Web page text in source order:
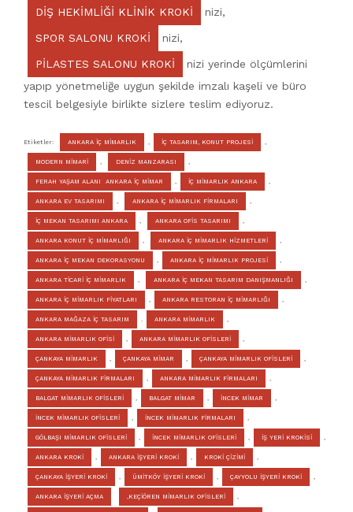
DIŞ HEKIMLIĞI KLINIK KROKI nizi,
SPOR SALONU KROKI nizi,
PILASTES SALONU KROKI
nizi yerinde ölçümlerini
yapıp yönetmeliğe uygun şekilde imzalı kaşeli ve büro
tescil belgesiyle birlikte sizlere teslim ediyoruz.
Etiketler: ANKARA İÇ MİMARLIK , İÇ TASARIM, KONUT PROJESİ ,
MODERN MİMARİ , DENİZ MANZARASI ,
FERAH YAŞAM ALANI ANKARA İÇ MİMAR , İÇ MİMARLIK ANKARA ,
ANKARA EV TASARIMI , ANKARA İÇ MİMARLIK FİRMALARI ,
İÇ MEKAN TASARIMI ANKARA , ANKARA OFİS TASARIMI ,
ANKARA KONUT İÇ MİMARLIĞI , ANKARA İÇ MİMARLIK HİZMETLERİ ,
ANKARA İÇ MEKAN DEKORASYONU , ANKARA İÇ MİMARLIK PROJESİ ,
ANKARA TİCARİ İÇ MİMARLIK , ANKARA İÇ MEKAN TASARIM DANIŞMANLIĞI ,
ANKARA İÇ MİMARLIK FİYATLARI , ANKARA RESTORAN İÇ MİMARLIĞI ,
ANKARA MAĞAZA İÇ TASARIM . ANKARA MİMARLIK ,
ANKARA MİMARLIK OFİSİ , ANKARA MİMARLIK OFİSLERİ ,
ÇANKAYA MİMARLIK , ÇANKAYA MİMAR , ÇANKAYA MİMARLIK OFİSLERİ ,
ÇANKAYA MİMARLIK FİRMALARI , ANKARA MİMARLIK FİRMALARI ,
BALGAT MİMARLIK OFİSLERİ , BALGAT MİMAR , İNCEK MİMAR ,
İNCEK MİMARLIK OFİSLERİ , İNCEK MİMARLIK FİRMALARI ,
GÖLBAŞI MİMARLIK OFİSLERİ , İNCEK MİMARLIK OFİSLERİ , İŞ YERİ KROKİSİ ,
ANKARA KROKİ , ANKARA İŞYERİ KROKİ , KROKİ ÇİZİMİ ,
ÇANKAYA İŞYERİ KROKİ , ÜMİTKÖY İŞYERİ KROKİ , ÇAYYOLU İŞYERİ KROKİ ,
ANKARA İŞYERİ AÇMA ,KEÇİÖREN MİMARLIK OFİSLERİ ,